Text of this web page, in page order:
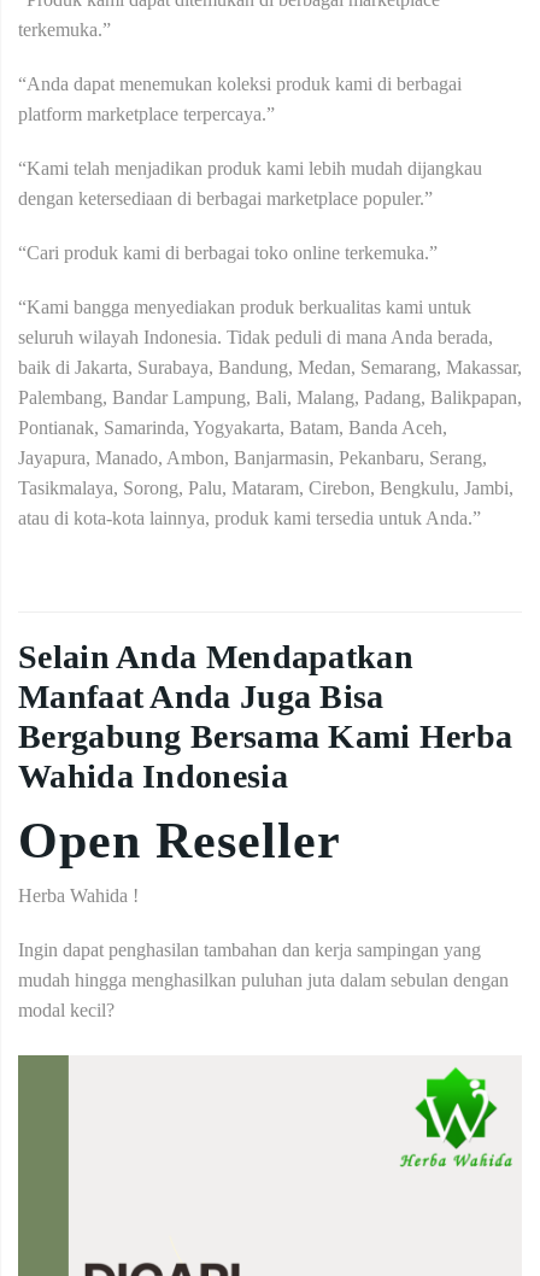
terkemuka.”
“Anda dapat menemukan koleksi produk kami di berbagai
platform marketplace terpercaya.”
“Kami telah menjadikan produk kami lebih mudah dijangkau
dengan ketersediaan di berbagai marketplace populer.”
“Cari produk kami di berbagai toko online terkemuka.”
“Kami bangga menyediakan produk berkualitas kami untuk
seluruh wilayah Indonesia. Tidak peduli di mana Anda berada,
baik di Jakarta, Surabaya, Bandung, Medan, Semarang, Makassar,
Palembang, Bandar Lampung, Bali, Malang, Padang, Balikpapan,
Pontianak, Samarinda, Yogyakarta, Batam, Banda Aceh,
Jayapura, Manado, Ambon, Banjarmasin, Pekanbaru, Serang,
Tasikmalaya, Sorong, Palu, Mataram, Cirebon, Bengkulu, Jambi,
atau di kota-kota lainnya, produk kami tersedia untuk Anda.”
Selain Anda Mendapatkan
Manfaat Anda Juga Bisa
Bergabung Bersama Kami Herba
Wahida Indonesia
Open Reseller
Herba Wahida !
Ingin dapat penghasilan tambahan dan kerja sampingan yang
mudah hingga menghasilkan puluhan juta dalam sebulan dengan
modal kecil?